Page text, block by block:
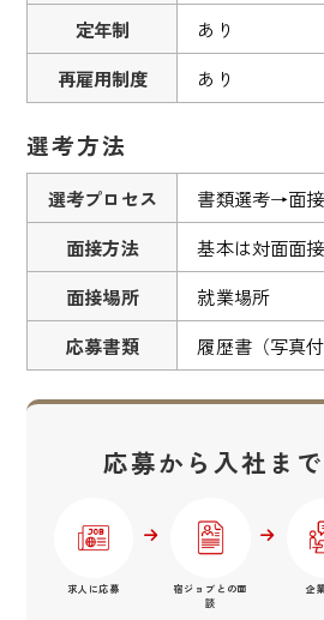
定年制
あり
再雇用制度
あり
選考方法
選考プロセス
書類選考→面
面接方法
基本は対面面接
面接場所
就業場所
応募書類
履歴書（写真付
応募から入社ま
求人に応募
宿ジョブとの面
談
企